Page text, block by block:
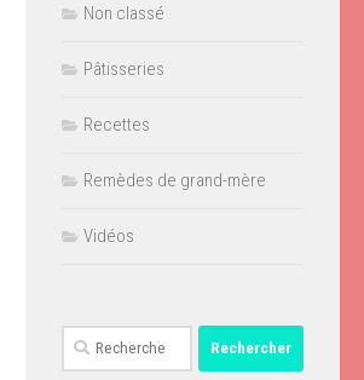
Non classé
Pâtisseries
Recettes
Remèdes de grand-mère
Vidéos
Rechercher :